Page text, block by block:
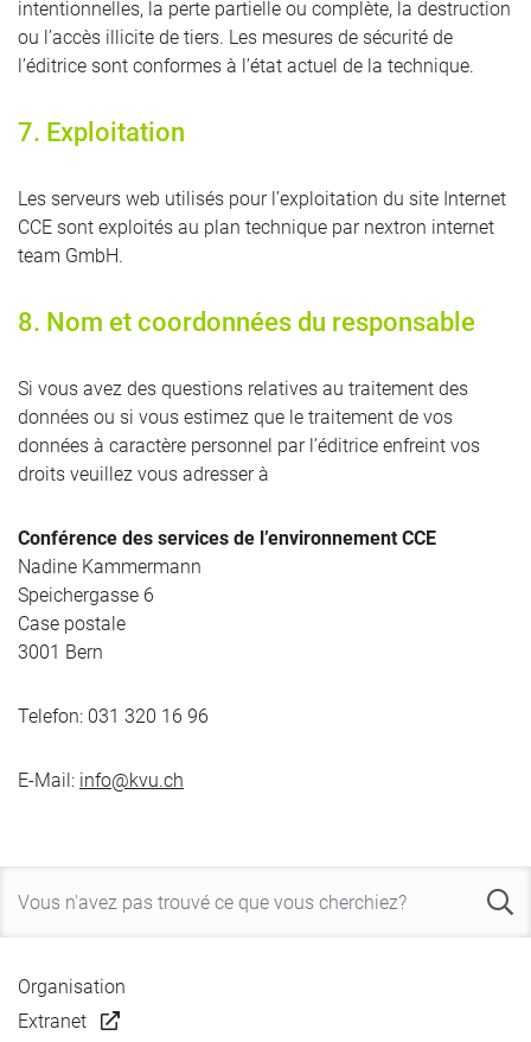
intentionnelles, la perte partielle ou complète, la destruction
ou l’accès illicite de tiers. Les mesures de sécurité de
l’éditrice sont conformes à l’état actuel de la technique.
7. Exploitation
Les serveurs web utilisés pour l’exploitation du site Internet
CCE sont exploités au plan technique par nextron internet
team GmbH.
8. Nom et coordonnées du responsable
Si vous avez des questions relatives au traitement des
données ou si vous estimez que le traitement de vos
données à caractère personnel par l’éditrice enfreint vos
droits veuillez vous adresser à
Conférence des services de l’environnement CCE
Nadine Kammermann
Speichergasse 6
Case postale
3001 Bern
Telefon: 031 320 16 96
E-Mail: info@kvu.ch
Organisation
Extranet